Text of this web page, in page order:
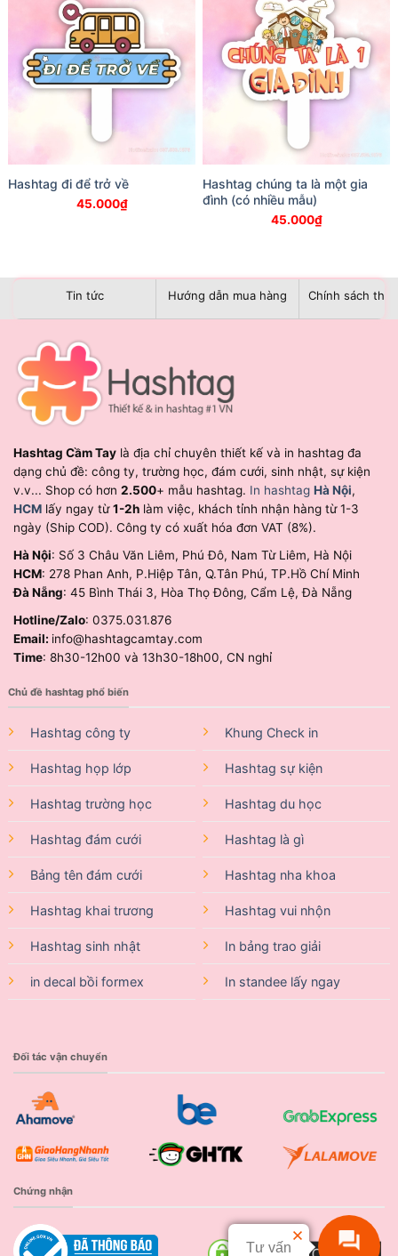
Hashtag đi để trở về
45.000₫
Hashtag chúng ta là một gia
đình (có nhiều mẫu)
45.000₫
Tin tức Hướng dẫn mua hàng Chính sách
Hashtag Cầm Tay là địa chỉ chuyên thiết kế và in hashtag đa
dạng chủ đề: công ty, trường học, đám cưới, sinh nhật, sự kiện
v.v... Shop có hơn 2.500+ mẫu hashtag. In hashtag Hà Nội,
HCM lấy ngay từ1-2h làm việc, khách tỉnh nhận hàng từ 1-3
ngày (Ship COD). Công ty có xuất hóa đơn VAT (8%).
Hà Nội: Số 3 Châu Văn Liêm, Phú Đô, Nam Từ Liêm, Hà Nội
HCM: 278 Phan Anh, P.Hiệp Tân, Q.Tân Phú, TP.Hồ Chí Minh
Đà Nẵng: 45 Bình Thái 3, Hòa Thọ Đông, Cẩm Lệ, Đà Nẵng
Hotline/Zalo: 0375.031.876
Email: info@hashtagcamtay.com
Time: 8h30-12h00 và 13h30-18h00, CN nghỉ
Chủ đề hashtag phổ biến
Hashtag công ty
Hashtag họp lớp
Hashtag trường học
Hashtag đám cưới
Bảng tên đám cưới
Hashtag khai trương
Hashtag sinh nhật
in decal bồi formex
Khung Check in
Hashtag sự kiện
Hashtag du học
Hashtag là gì
Hashtag nha khoa
Hashtag vui nhộn
In bảng trao giải
In standee lấy ngay
Đối tác vận chuyển
Chứng nhận
Tư vấn